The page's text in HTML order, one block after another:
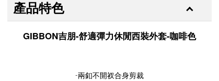
產品特色
GIBBON吉朋-舒適彈力休閒西裝外套-咖啡色
-兩釦不開衩合身剪裁